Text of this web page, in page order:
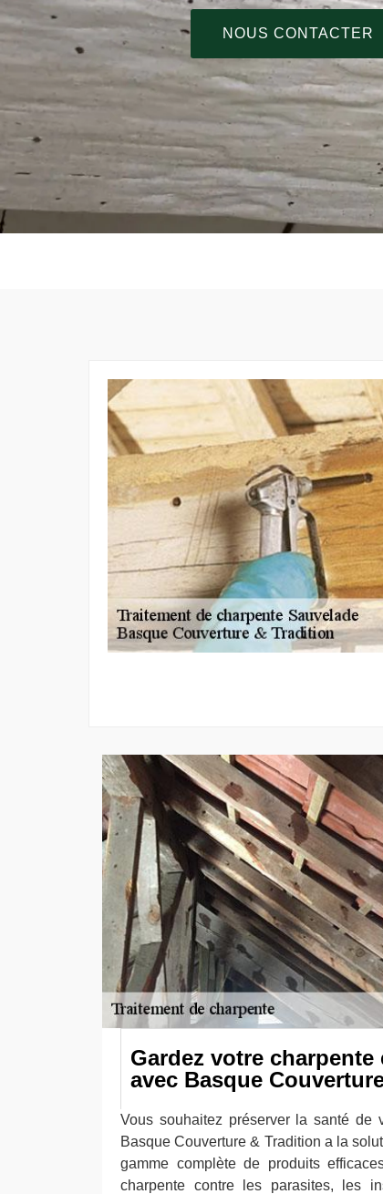
NOUS CONTACTER
Gardez votre charpente
avec Basque
Vous souhaitez préserver la santé de
Basque Couverture & Tradition a la
gamme complète de produits
charpente contre les parasites, les